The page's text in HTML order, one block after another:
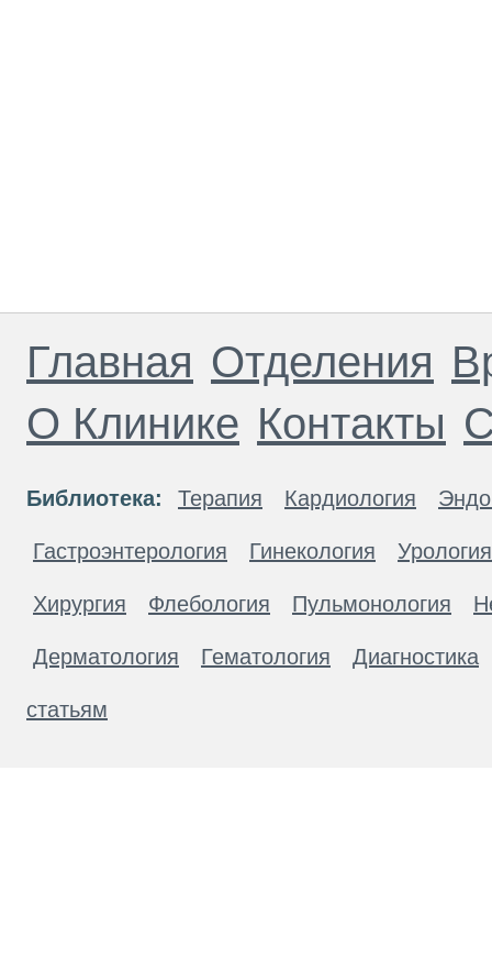
Главная Отделения
О Клинике Контакты
Библиотека: Терапия Кардиология
Гастроэнтерология Гинекология Урология
Хирургия Флебология Пульмонология
Дерматология Гематология Диагностика
статьям